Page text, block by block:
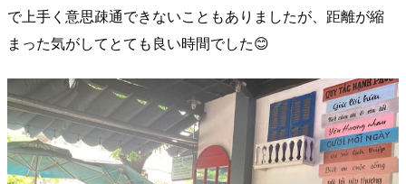
で上手く意思疎通できないこともありましたが、距離が縮
まった気がしてとても良い時間でした😊